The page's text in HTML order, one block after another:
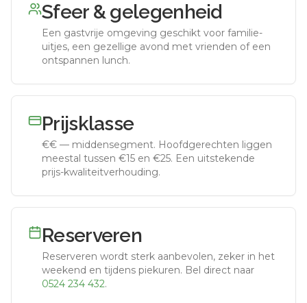
Sfeer & gelegenheid
Een gastvrije omgeving geschikt voor familie-
uitjes, een gezellige avond met vrienden of een
ontspannen lunch.
Prijsklasse
€€ — middensegment. Hoofdgerechten liggen
meestal tussen €15 en €25. Een uitstekende
prijs-kwaliteitverhouding.
Reserveren
Reserveren wordt sterk aanbevolen, zeker in het
weekend en tijdens piekuren. Bel direct naar
0524 234 432.